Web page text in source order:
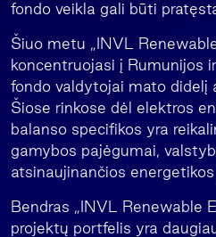
fondo veikla gali būti
Šiuo metu „INVL
koncentruojasi į Rumunijos
fondo valdytojai mato didelį
Šiose rinkose dėl elektros
balanso specifikos yra
gamybos pajėgumai,
atsinaujinančios
Bendras „INVL Renewable
projektų portfelis yra